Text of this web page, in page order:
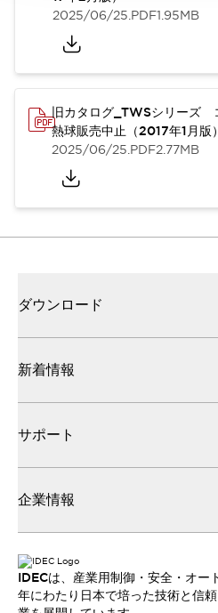
2025/06/25.PDF1.95MB
旧カタログ_TWSシリーズ
熱球販売中止（2017年1月版）
2025/06/25.PDF2.77MB
ダウンロード
新着情報
サポート
企業情報
IDECは、産業用制御・安全・オー
年にわたり日本で培った技術と信